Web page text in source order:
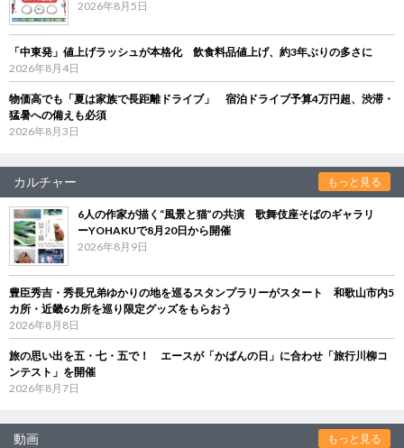
2026年8月5日
「中東発」値上げラッシュが本格化 飲食料品値上げ、約3年ぶりの多さに
2026年8月4日
物価高でも「夏は家族で長距離ドライブ」 宿泊ドライブ予算4万円超、渋滞・
猛暑への備えも必須
2026年8月3日
カルチャー もっと見る
6人の作家が描く“風景と猫”の共演 歌舞伎座そばのギャラリ
ーYOHAKUで8月20日から開催
2026年8月9日
豊臣秀吉・秀長兄弟ゆかりの地を巡るスタンプラリーがスタート 和歌山市内5
カ所・近畿6カ所を巡り限定グッズをもらおう
2026年8月8日
旅の思い出を五・七・五で！ エースが「かばんの日」に合わせ「旅行川柳コ
ンテスト」を開催
2026年8月7日
動画 もっと見る